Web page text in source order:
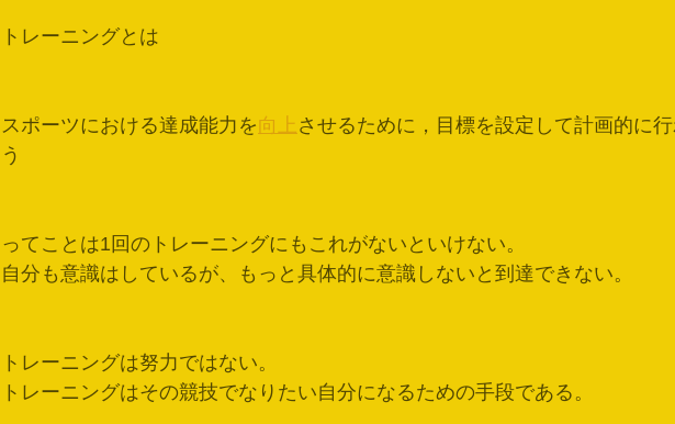
トレーニングとは
スポーツにおける達成能力を向上 させるために，目標を設定して計画的に
う
ってことは1回のトレーニングにもこれがないといけない。
自分も意識はしているが、もっと具体的に意識しないと到達できない。
トレーニングは努力ではない。
トレーニングはその競技でなりたい自分になるための手段である。